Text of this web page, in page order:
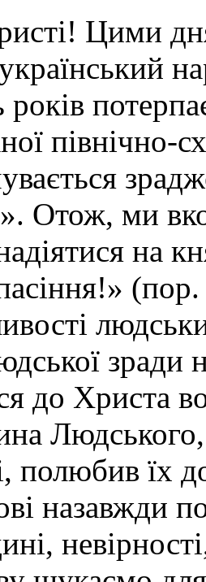
Цими
північно-
Отож, ми
на
до Христа
полюбив їх
назавжди